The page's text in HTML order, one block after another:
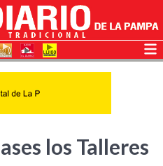
los Talleres